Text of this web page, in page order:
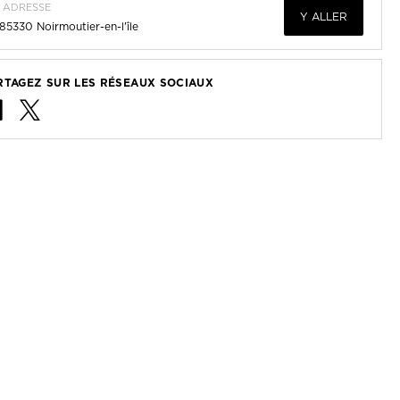
ADRESSE
Noirmoutier-en-l'île
Y ALLER
SUR LES RÉSEAUX SOCIAUX